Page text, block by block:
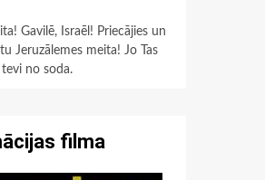
Gavilē, Israēl! Priecājies un
Jeruzālemes meita! Jo Tas
no soda.
filma